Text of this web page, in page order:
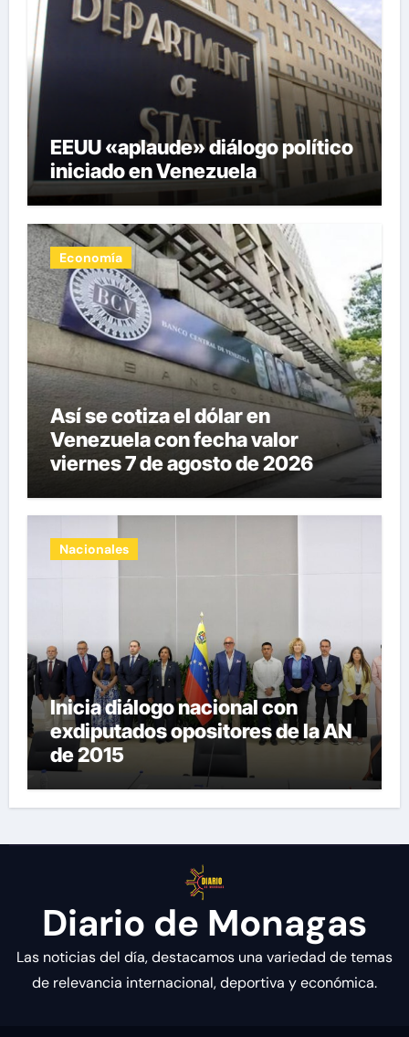
EEUU «aplaude» diálogo político
iniciado en Venezuela
Economía
Así se cotiza el dólar en
Venezuela con fecha valor
viernes 7 de agosto de 2026
Nacionales
Inicia diálogo nacional con
exdiputados opositores de la AN
de 2015
Diario de Monagas
Las noticias del día, destacamos una variedad de temas
de relevancia internacional, deportiva y económica.